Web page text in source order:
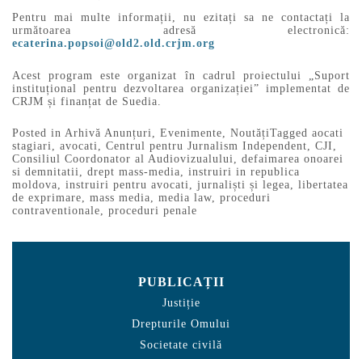
Pentru mai multe informații, nu ezitați sa ne contactați la
următoarea adresă electronică:
ecaterina.popsoi@old2.old.crjm.org
Acest program este organizat în cadrul proiectului „Suport
instituțional pentru dezvoltarea organizației” implementat de
CRJM și finanțat de Suedia.
Posted in Arhivă Anunțuri, Evenimente, NoutățiTagged aocati
stagiari, avocati, Centrul pentru Jurnalism Independent, CJI ,
Consiliul Coordonator al Audiovizualului, defaimarea onoarei
si demnitatii, drept mass-media, instruiri in republica
moldova, instruiri pentru avocati, jurnaliști și legea, libertatea
de exprimare, mass media, media law, proceduri
contraventionale, proceduri penale
PUBLICAȚII
Justiție
Drepturile Omului
Societate civilă